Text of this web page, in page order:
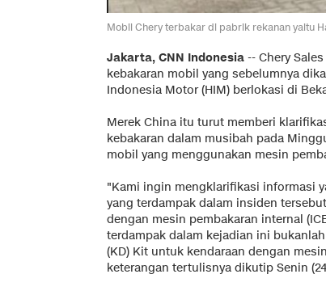
Mobil Chery terbakar di pabrik rekanan yaitu
Jakarta, CNN Indonesia -- Chery
kebakaran mobil yang sebelumnya
Indonesia Motor (HIM) berlokasi di
Merek China itu turut memberi
kebakaran dalam musibah pada
mobil yang menggunakan mesin
"Kami ingin mengklarifikasi informasi
yang terdampak dalam insiden
dengan mesin pembakaran internal
terdampak dalam kejadian ini
(KD) Kit untuk kendaraan dengan
keterangan tertulisnya dikutip Senin